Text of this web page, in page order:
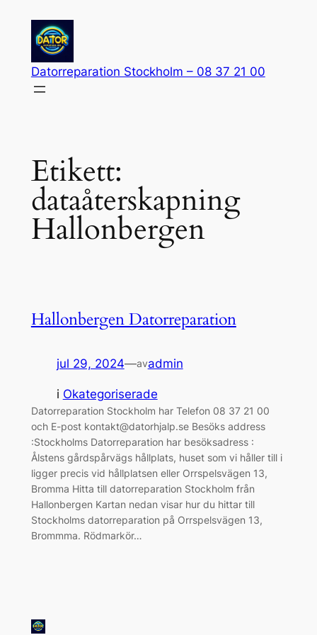
innehåll
Datorreparation Stockholm – 08 37 21 00
Etikett:
dataåterskapning
Hallonbergen
Hallonbergen Datorreparation
jul 29, 2024—avadmin
i Okategoriserade
Datorreparation Stockholm har Telefon 08 37 21 00
och E-post kontakt@datorhjalp.se Besöks address
:Stockholms Datorreparation har besöksadress :
Ålstens gårdspårvägs hållplats, huset som vi håller till i
ligger precis vid hållplatsen eller Orrspelsvägen 13,
Bromma Hitta till datorreparation Stockholm från
Hallonbergen Kartan nedan visar hur du hittar till
Stockholms datorreparation på Orrspelsvägen 13,
Brommma. Rödmarkör…